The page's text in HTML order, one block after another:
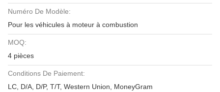
Numéro De Modèle:
Pour les véhicules à moteur à combustion
MOQ:
4 pièces
Conditions De Paiement:
LC, D/A, D/P, T/T, Western Union, MoneyGram